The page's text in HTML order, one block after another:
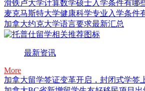
滑铁卢大学计算数学硕士入学条件有哪
麦克马斯特大学健康科学专业入学条件
加拿大约克大学语言要求最新汇总
最新资讯
More
加拿大留学签证变革开启，封闭式学签